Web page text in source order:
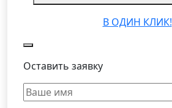
В ОДИН КЛИК!
Оставить заявку